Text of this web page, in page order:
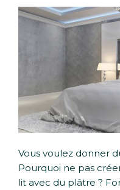
Vous voulez donner
Pourquoi ne pas
lit avec du plâtre ?